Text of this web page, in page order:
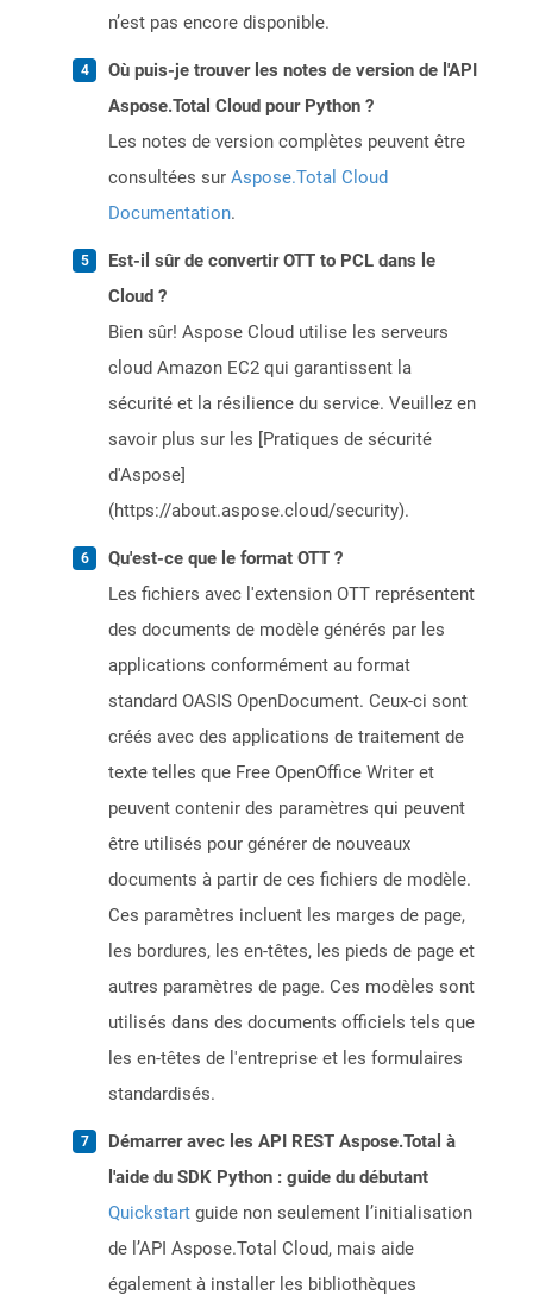
n’est pas encore disponible.
Où puis-je trouver les notes de version de l'API
Aspose.Total Cloud pour Python ?
Les notes de version complètes peuvent être
consultées sur Aspose.Total Cloud
Documentation.
Est-il sûr de convertir OTT to PCL dans le
Cloud ?
Bien sûr! Aspose Cloud utilise les serveurs
cloud Amazon EC2 qui garantissent la
sécurité et la résilience du service. Veuillez en
savoir plus sur les [Pratiques de sécurité
d'Aspose]
(https://about.aspose.cloud/security).
Qu'est-ce que le format OTT ?
Les fichiers avec l'extension OTT représentent
des documents de modèle générés par les
applications conformément au format
standard OASIS OpenDocument. Ceux-ci sont
créés avec des applications de traitement de
texte telles que Free OpenOffice Writer et
peuvent contenir des paramètres qui peuvent
être utilisés pour générer de nouveaux
documents à partir de ces fichiers de modèle.
Ces paramètres incluent les marges de page,
les bordures, les en-têtes, les pieds de page et
autres paramètres de page. Ces modèles sont
utilisés dans des documents officiels tels que
les en-têtes de l'entreprise et les formulaires
standardisés.
Démarrer avec les API REST Aspose.Total à
l'aide du SDK Python : guide du débutant
Quickstart guide non seulement l’initialisation
de l’API Aspose.Total Cloud, mais aide
également à installer les bibliothèques